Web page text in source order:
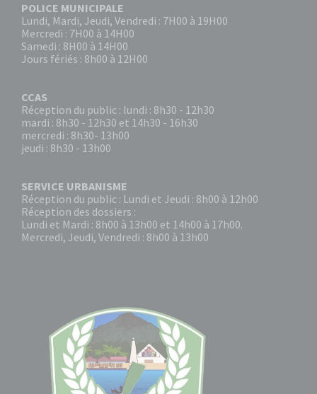
POLICE MUNICIPALE
Lundi, Mardi, Jeudi, Vendredi : 7H00 à 19H00
Mercredi : 7H00 à 14H00
Samedi : 8H00 à 14H00
Jours fériés : 8h00 à 12H00
CCAS
Réception du public : lundi : 8h30 - 12h30
mardi : 8h30 - 12h30 et 14h30 - 16h30
mercredi : 8h30- 13h00
jeudi : 8h30 - 13h00
SERVICE URBANISME
Réception du public : Lundi et Jeudi : 8h00 à 12h00
Réception des dossiers :
Lundi et Mardi : 8h00 à 13h00 et 14h00 à 17h00.
Mercredi, Jeudi, Vendredi : 8h00 à 13h00